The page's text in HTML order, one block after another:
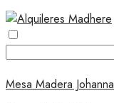
Mesa Madera Johanna